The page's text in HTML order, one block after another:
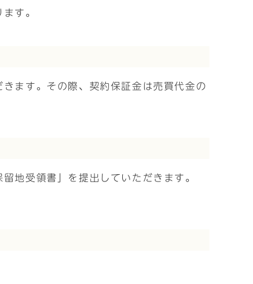
す。
ます。その際、契約保証金は売買代金の
地受領書」を提出していただきます。